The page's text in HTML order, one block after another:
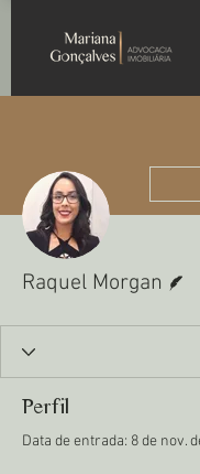
Raquel Morgan
Perfil
Data de entrada: 8 de nov.